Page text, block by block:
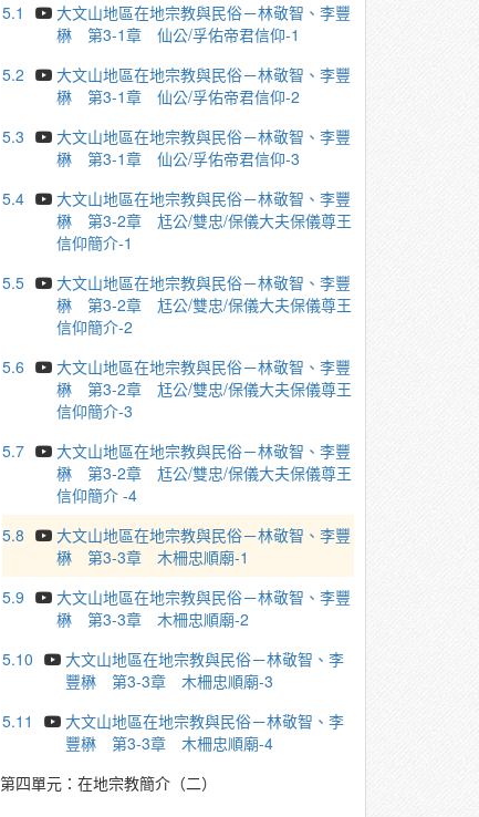
5.1
大文山地區在地宗教與民俗－林敬智、李豐
楙 第3-1章 仙公/孚佑帝君信仰-1
5.2
大文山地區在地宗教與民俗－林敬智、李豐
楙 第3-1章 仙公/孚佑帝君信仰-2
5.3
大文山地區在地宗教與民俗－林敬智、李豐
楙 第3-1章 仙公/孚佑帝君信仰-3
5.4
大文山地區在地宗教與民俗－林敬智、李豐
楙 第3-2章 尪公/雙忠/保儀大夫保儀尊王
信仰簡介-1
5.5
大文山地區在地宗教與民俗－林敬智、李豐
楙 第3-2章 尪公/雙忠/保儀大夫保儀尊王
信仰簡介-2
5.6
大文山地區在地宗教與民俗－林敬智、李豐
楙 第3-2章 尪公/雙忠/保儀大夫保儀尊王
信仰簡介-3
5.7
大文山地區在地宗教與民俗－林敬智、李豐
楙 第3-2章 尪公/雙忠/保儀大夫保儀尊王
信仰簡介 -4
5.8
大文山地區在地宗教與民俗－林敬智、李豐
楙 第3-3章 木柵忠順廟-1
5.9
大文山地區在地宗教與民俗－林敬智、李豐
楙 第3-3章 木柵忠順廟-2
5.10
大文山地區在地宗教與民俗－林敬智、李
豐楙 第3-3章 木柵忠順廟-3
5.11
大文山地區在地宗教與民俗－林敬智、李
豐楙 第3-3章 木柵忠順廟-4
第四單元：在地宗教簡介（二）